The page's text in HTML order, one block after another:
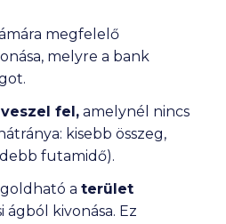
megfelelő
melyre a bank
veszel fel, amelynél nincs
kisebb összeg,
futamidő).
a terület
ágból kivonása. Ez